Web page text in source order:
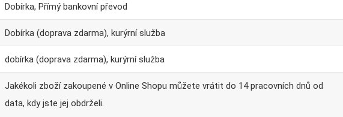
Dobírka, Přímý bankovní převod
Dobírka (doprava zdarma), kurýrní služba
dobírka (doprava zdarma), kurýrní služba
Jakékoli zboží zakoupené v Online Shopu můžete vrátit do 14 pracovních dnů od
data, kdy jste jej obdrželi.